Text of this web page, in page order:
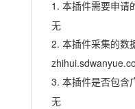
1. 本插件需要申请
无
2. 本插件采集的数
3. 本插件是否包含
无